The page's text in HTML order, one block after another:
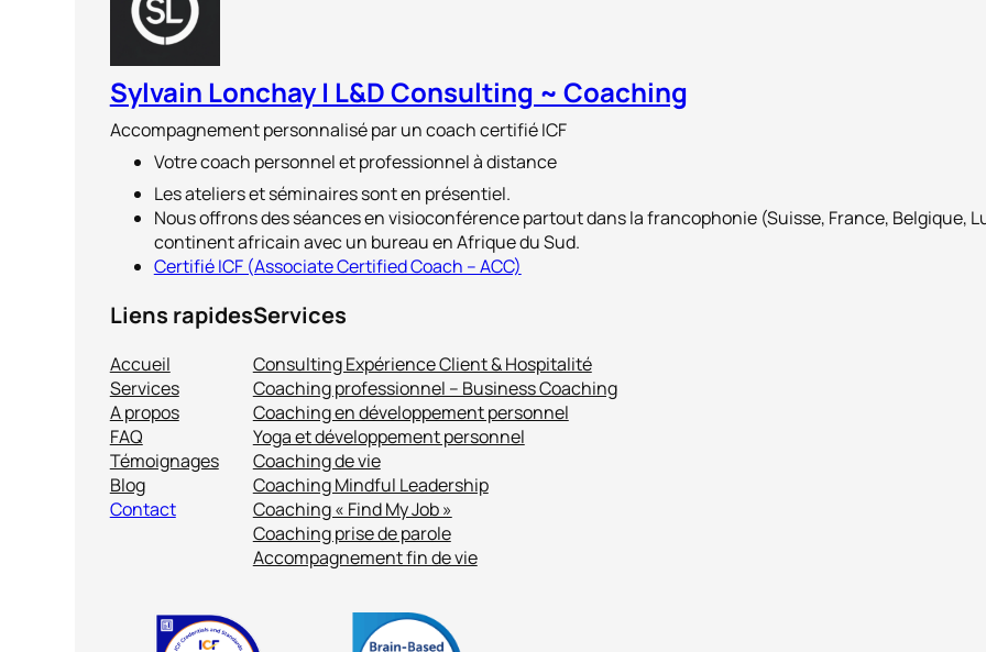
Sylvain Lonchay | L&D Consulting ~ Coaching
Accompagnement personnalisé par un coach certifié ICF
Votre coach personnel et professionnel à distance
Les ateliers et séminaires sont en présentiel.
Nous offrons des séances en visioconférence partout dans la francophonie (Suisse, France, Belgique,
continent africain avec un bureau en Afrique du Sud.
Certifié ICF (Associate Certified Coach – ACC)
Liens rapides
Accueil
Services
A propos
FAQ
Témoignages
Blog
Contact
Services
Consulting Expérience Client & Hospitalité
Coaching professionnel – Business Coaching
Coaching en développement personnel
Yoga et développement personnel
Coaching de vie
Coaching Mindful Leadership
Coaching « Find My Job »
Coaching prise de parole
Accompagnement fin de vie